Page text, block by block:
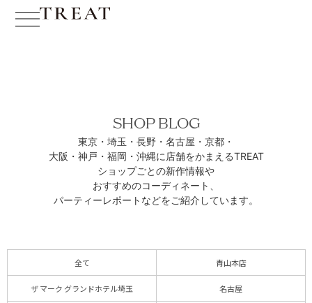
SHOP BLOG
東京・埼玉・長野・名古屋・京都・
大阪・神戸・福岡・沖縄に 店舗をかまえるTREAT
ショップごとの新作情報や
おすすめのコーディネート、
パーティーレポートなどをご紹介しています。
全て 青山本店
ザ マーク グランドホテル埼玉 名古屋